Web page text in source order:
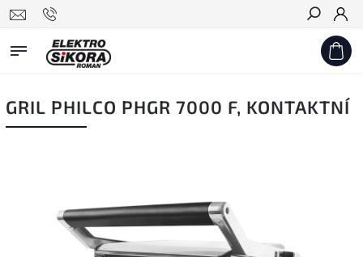
Hledat
GRIL PHILCO PHGR 7000 F, KONTAKTNÍ